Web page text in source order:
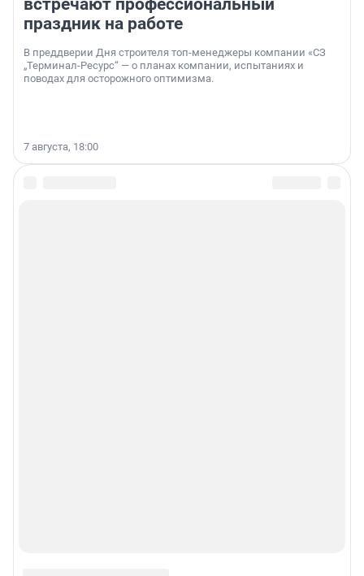
встречают профессиональный
праздник на работе
В преддверии Дня строителя топ-менеджеры компании «СЗ
„Терминал-Ресурс“ — о планах компании, испытаниях и
поводах для осторожного оптимизма.
7 августа, 18:00